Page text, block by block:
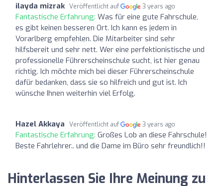
ilayda mizrak Veröffentlicht auf 3 years ago
Fantastische Erfahrung: Was für eine gute Fahrschule,
es gibt keinen besseren Ort. Ich kann es jedem in
Vorarlberg empfehlen. Die Mitarbeiter sind sehr
hilfsbereit und sehr nett. Wer eine perfektionistische und
professionelle Führerscheinschule sucht, ist hier genau
richtig. Ich möchte mich bei dieser Führerscheinschule
dafür bedanken, dass sie so hilfreich und gut ist. Ich
wünsche Ihnen weiterhin viel Erfolg.
Hazel Akkaya Veröffentlicht auf 3 years ago
Fantastische Erfahrung: Großes Lob an diese Fahrschule!
Beste Fahrlehrer.. und die Dame im Büro sehr freundlich!!
Hinterlassen Sie Ihre Meinung zu